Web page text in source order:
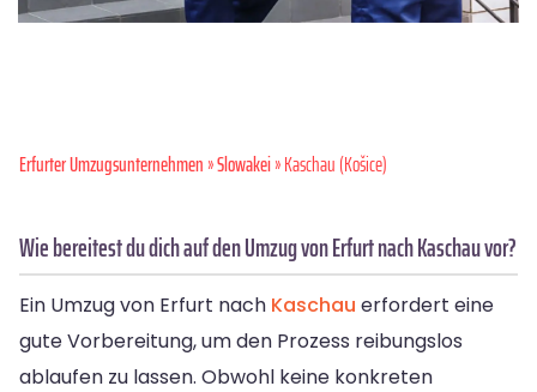
Erfurter Umzugsunternehmen»Slowakei» Kaschau (Košice)
Wie bereitest du dich auf den Umzug von Erfurt nach Kaschau vor?
Ein Umzug von Erfurt nach Kaschau erfordert eine
gute Vorbereitung, um den Prozess reibungslos
ablaufen zu lassen. Obwohl keine konkreten